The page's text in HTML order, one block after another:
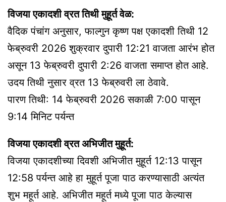
विजया एकादशी व्रत तिथी मुहूर्त वेळ:
वैदिक पंचांग अनुसार, फाल्गुन कृष्ण पक्ष एकादशी तिथी 12
फेब्रुवरी 2026 शुक्रवार दुपारी 12:21 वाजता आरंभ होत
असून 13 फेब्रुवरी दुपारी 2:26 वाजता समाप्त होत आहे.
उदय तिथी नुसार व्रत 13 फेब्रुवरी ला ठेवावे.
पारण तिथी: 14 फेब्रुवरी 2026 सकाळी 7:00 पासून
9:14 मिनिट पर्यन्त
विजया एकादशी व्रत अभिजीत मुहूर्त:
विजया एकादशीच्या दिवशी अभिजीत मुहूर्त 12:13 पासून
12:58 पर्यन्त आहे हा मुहूर्त पूजा पाठ करण्यासाठी अत्यंत
शुभ महूर्त आहे. अभिजीत महूर्त मध्ये पूजा पाठ केल्यास